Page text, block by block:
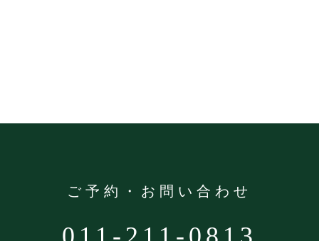
ご予約・お問い合わせ